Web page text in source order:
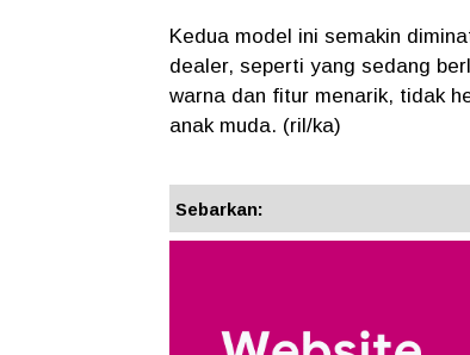
Kedua model ini semakin
dealer, seperti yang sedang
warna dan fitur menarik, tidak
anak muda. (ril/ka)
Sebarkan: